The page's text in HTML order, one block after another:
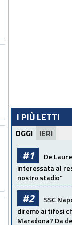
I PIÙ LETTI
OGGI IERI
#1 De
interessata al
nostro stadio"
#2 SSC
diremo ai tifosi
Maradona? Da